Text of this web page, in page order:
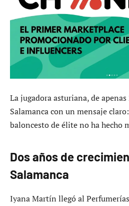
La jugadora asturiana, de
Salamanca con un mensaje
baloncesto de élite no ha hecho
Dos años de
Salamanca
Iyana Martín llegó al